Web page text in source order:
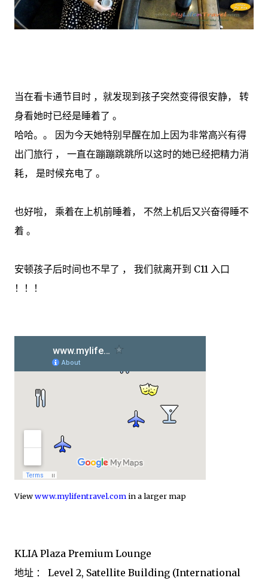
当在看卡通节目时 ，就发现到孩子突然变得很安静， 转
身看她时已经是睡着了 。
哈哈。。 因为今天她特别早醒在加上因为非常高兴有得
出门旅行 ， 一直在蹦蹦跳跳所以这时的她已经把精力消
耗， 是时候充电了 。
也好啦， 乘着在上机前睡着， 不然上机后又兴奋得睡不
着 。
安顿孩子后时间也不早了 ， 我们就离开到 C11 入口
！！！
Viewwww.mylifentravel.com in a larger map
KLIA Plaza Premium Lounge
地址 ： Level 2, Satellite Building (International